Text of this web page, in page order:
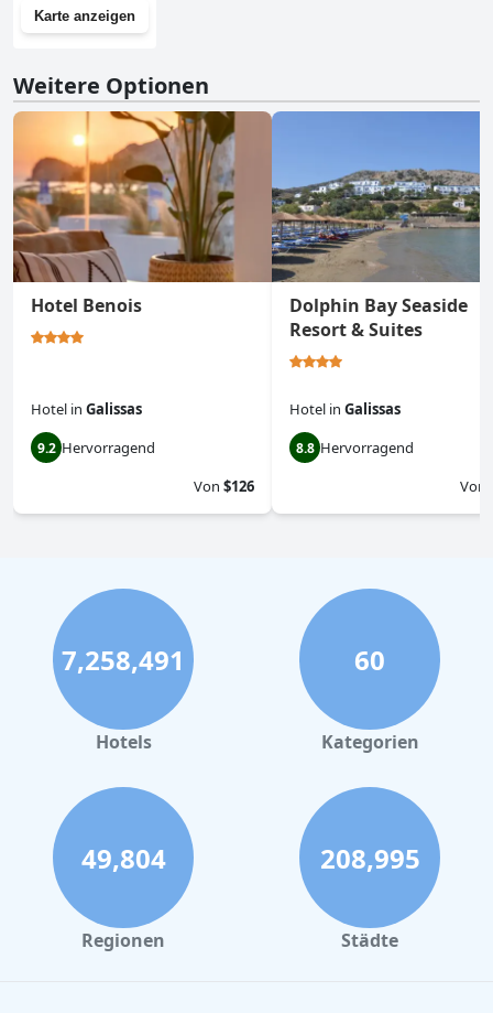
Karte anzeigen
Weitere Optionen
Hotel Benois
Hotel in Galissas
9.2 Hervorragend
Von $126
Dolphin Bay Seaside
Resort & Suites
Hotel in Galissas
8.8 Hervorragend
Von
7,258,491
Hotels
60
Kategorien
49,804
Regionen
208,995
Städte